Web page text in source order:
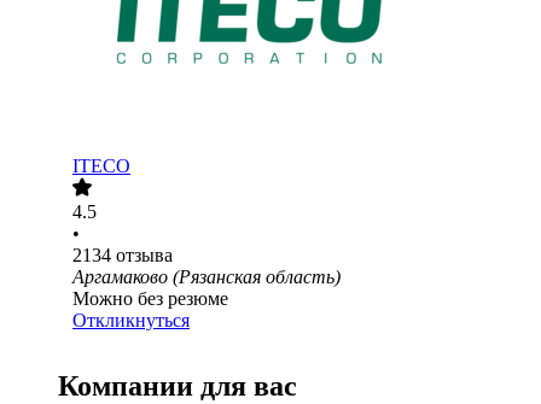
ITECO
4.5
•
2134 отзыва
Аргамаково (Рязанская область)
Можно без резюме
Откликнуться
Компании для вас